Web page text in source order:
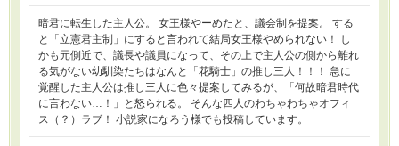
暗君に転生した主人公。 女王様やーめたと、議会制を提案。 する
と「立憲君主制」にすると言われて結局女王様やめられない！ し
かも元側近で、議長や議員になって、その上で主人公の側から離れ
る気がない幼馴染たちはなんと「花騎士」の推し三人！！！ 急に
覚醒した主人公は推し三人に色々提案してみるが、「何故暗君時代
に言わない…！」と怒られる。 そんな四人のわちゃわちゃオフィ
ス（？）ラブ！ 小説家になろう様でも投稿しています。